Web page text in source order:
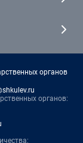
органов
органов: